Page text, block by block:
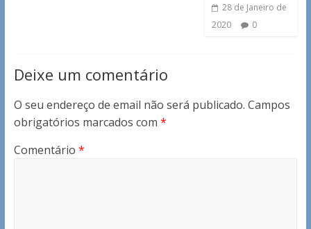
28 de Janeiro de
2020
0
Deixe um comentário
O seu endereço de email não será publicado. Campos
obrigatórios marcados com *
Comentário *